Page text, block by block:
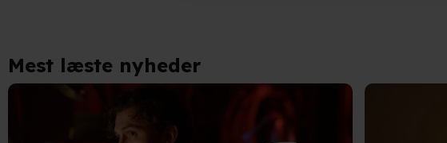
hele websitet.
Vi bruger egne cookies og cookies fra
funktionalitet, generere statistik, huske dine
Mest læste nyheder